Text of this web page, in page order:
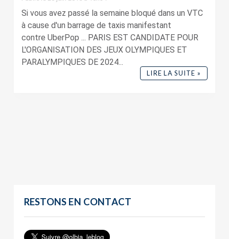
Si vous avez passé la semaine bloqué dans un VTC
à cause d'un barrage de taxis manifestant
contre UberPop ... PARIS EST CANDIDATE POUR
L'ORGANISATION DES JEUX OLYMPIQUES ET
PARALYMPIQUES DE 2024...
LIRE LA SUITE »
RESTONS EN CONTACT